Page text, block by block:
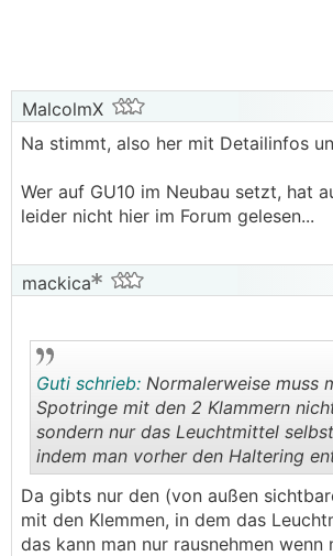
MalcolmX
Na stimmt, also her mit Detailinfos
Wer auf GU10 im Neubau setzt, hat
leider nicht hier im Forum gelesen...
mackica
..
Guti schrieb: Normalerweise muss
Spotringe mit den 2 Klammern
sondern nur das Leuchtmittel
indem man vorher den Haltering
Da gibts nur den (von außen
mit den Klemmen, in dem das
das kann man nur rausnehmen wenn